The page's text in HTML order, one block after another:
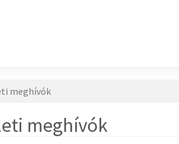
meghívók
meghívók